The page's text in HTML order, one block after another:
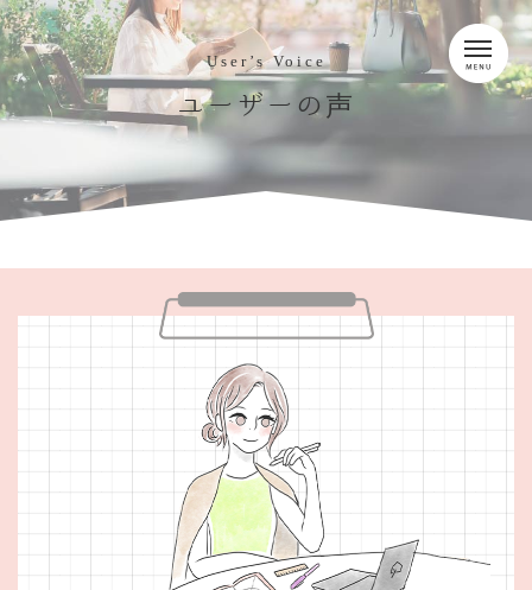
User’s Voice
ユーザーの 声